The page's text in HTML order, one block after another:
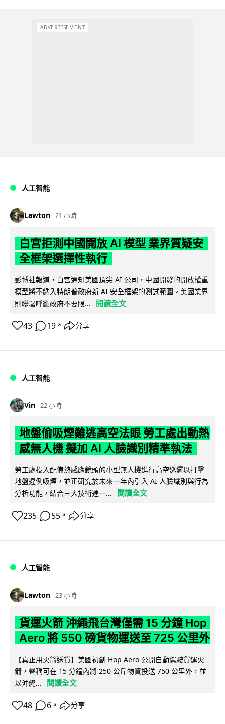
ADVERTISEMENT
人工智能
Lawton 21 小時
白宮拒測中國開放 AI 模型 業界質疑安
全框架選擇性執行
彭博社報道，白宮通知美國頂尖 AI 公司，中國開發的開放權重
模型將不納入特朗普政府新 AI 安全框架的測試範圍。美國業界
則聯署呼籲政府不要限...
閱讀全文
43 19 ↗ 分享
人工智能
Vin 22 小時
地盤偷吸煙難逃高空法眼 勞工處出動熱
感無人機 擬加 AI 人臉識別精準執法
勞工處投入配備熱感應鏡頭的小型無人機進行高空巡邏以打擊
地盤違例吸煙，並正研究於未來一年內引入 AI 人臉識別與行為
分析功能，結合三大技術進一...
閱讀全文
235 55 ↗ 分享
人工智能
Lawton 23 小時
貨運火箭 沖繩飛台灣僅需 15 分鐘 Hop
Aero 將 550 磅貨物運送至 725 公里外
【真正用火箭送貨】美國初創 Hop Aero 公開自動駕駛貨運火
箭，聲稱可在 15 分鐘內將 250 公斤物資投送 750 公里外，並
以沖繩...
閱讀全文
48 6 ↗ 分享